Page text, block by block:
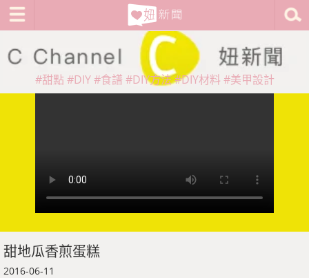
#甜點 #DIY #食譜 #DIY方法#DIY材料 #美甲設計
甜地瓜香煎蛋糕
2016-06-11